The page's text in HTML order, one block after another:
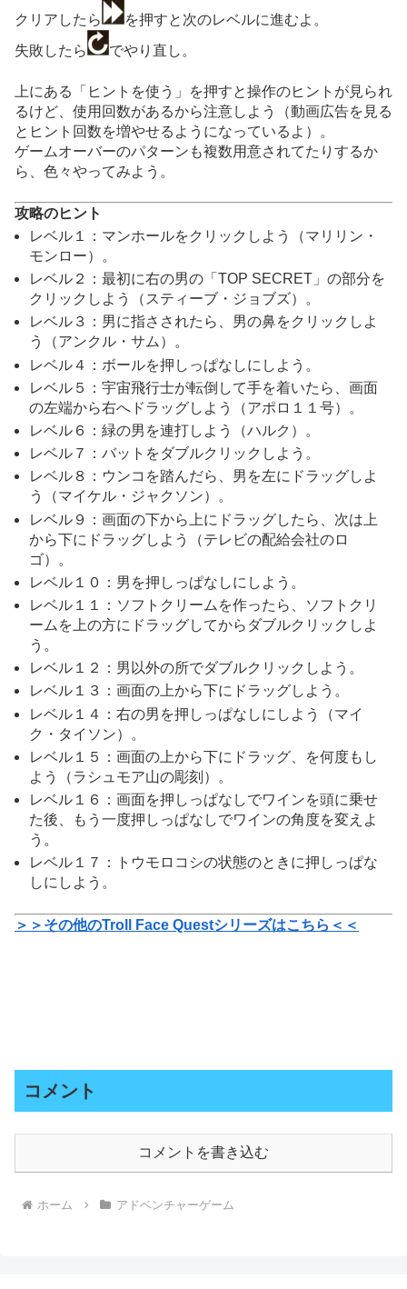
クリアしたら
を押すと次のレベルに進むよ。
失敗したら
でやり直し。
上にある「ヒントを使う」を押すと操作のヒントが見られ
るけど、使用回数があるから注意しよう（動画広告を見る
とヒント回数を増やせるようになっているよ）。
ゲームオーバーのパターンも複数用意されてたりするか
ら、色々やってみよう。
攻略のヒント
レベル１：マンホールをクリックしよう（マリリン・
モンロー）。
レベル２：最初に右の男の「TOP SECRET」の部分を
クリックしよう（スティーブ・ジョブズ）。
レベル３：男に指さされたら、男の鼻をクリックしよ
う（アンクル・サム）。
レベル４：ボールを押しっぱなしにしよう。
レベル５：宇宙飛行士が転倒して手を着いたら、画面
の左端から右へドラッグしよう（アポロ１１号）。
レベル６：緑の男を連打しよう（ハルク）。
レベル７：バットをダブルクリックしよう。
レベル８：ウンコを踏んだら、男を左にドラッグしよ
う（マイケル・ジャクソン）。
レベル９：画面の下から上にドラッグしたら、次は上
から下にドラッグしよう（テレビの配給会社のロ
ゴ）。
レベル１０：男を押しっぱなしにしよう。
レベル１１：ソフトクリームを作ったら、ソフトクリ
ームを上の方にドラッグしてからダブルクリックしよ
う。
レベル１２：男以外の所でダブルクリックしよう。
レベル１３：画面の上から下にドラッグしよう。
レベル１４：右の男を押しっぱなしにしよう（マイ
ク・タイソン）。
レベル１５：画面の上から下にドラッグ、を何度もし
よう（ラシュモア山の彫刻）。
レベル１６：画面を押しっぱなしでワインを頭に乗せ
た後、もう一度押しっぱなしでワインの角度を変えよ
う。
レベル１７：トウモロコシの状態のときに押しっぱな
しにしよう。
＞＞その他のTroll Face Questシリーズはこちら＜＜
コメント
コメントを書き込む
ホーム アドベンチャーゲーム